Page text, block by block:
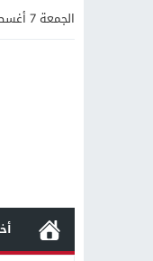
الجمعة 7 أغسطس 2026 - 18:49 مساءً